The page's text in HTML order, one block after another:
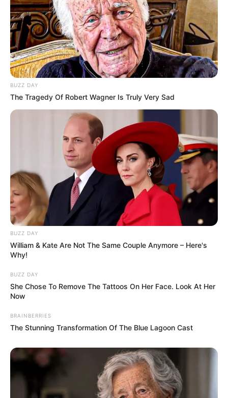
BUZZ DAY
The Tragedy Of Robert Wagner Is Truly Very Sad
BUZZ DAY
William & Kate Are Not The Same Couple Anymore – Here's
Why!
BUZZ DAY
She Chose To Remove The Tattoos On Her Face. Look At Her
Now
BRAINBERRIES
The Stunning Transformation Of The Blue Lagoon Cast